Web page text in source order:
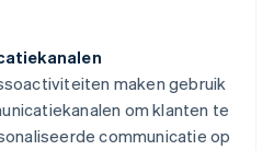
maken gebruik
om klanten te
communicatie op